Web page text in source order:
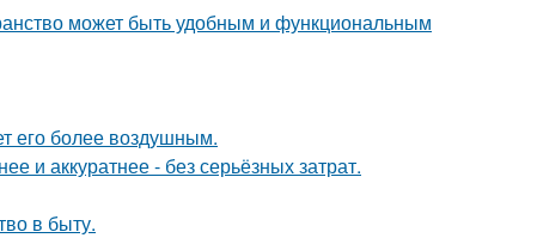
может быть удобным и функциональным
его более воздушным.
и аккуратнее - без серьёзных затрат.
в быту.